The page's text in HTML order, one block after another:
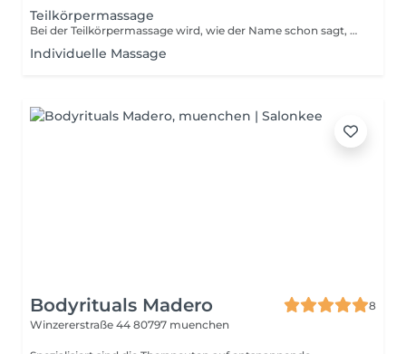
Teilkörpermassage
Bei der Teilkörpermassage wird, wie der Name schon sagt, nur ein Teil des Körpers massiert. Das können z.B. Beine, Arme oder der Schulter- und Nackenbereich sein - je nachdem wo die Beschwerden liegen. Die Massage dient zur Vorbeugung und Behandlung von physischen oder auch stressbedingten Beschwerden. Mit verschiedenen Massagegriffen wird der gewünschte Bereich in einen Zustand der Entspannung versetzt und du kannst dich vollkommen fallen lassen.
Individuelle Massage
Bodyrituals Madero
8
Winzererstraße 44 80797 muenchen